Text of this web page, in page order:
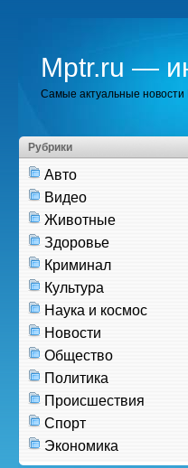
Mptr.ru —
Самые актуальные
Рубрики
Авто
Видео
Животные
Здоровье
Криминал
Культура
Наука и космос
Новости
Общество
Политика
Происшествия
Спорт
Экономика